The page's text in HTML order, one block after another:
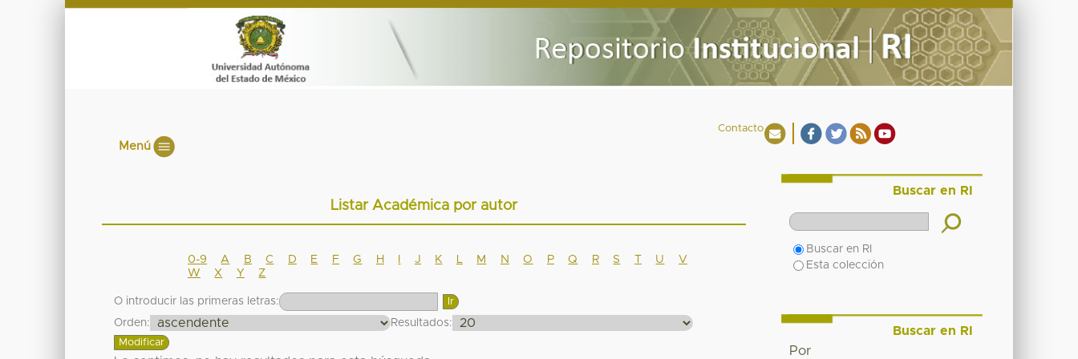
Contacto
Menú
Listar Académica por autor
0-9 A B C D E F G H J K M N O P Q R S T U
V
W
X Y Z
O introducir las primeras letras:
Orden:
Resultados:
Buscar en RI
Buscar en RI
Esta colección
Buscar en RI
Por